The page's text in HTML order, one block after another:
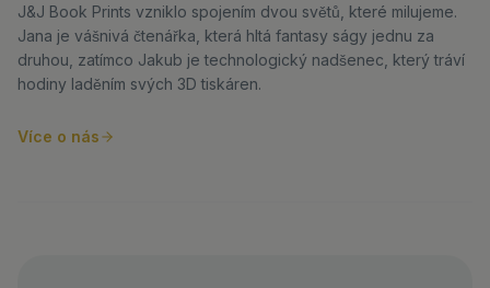
J&J Book Prints vzniklo spojením dvou světů, které milujeme.
Jana je vášnivá čtenářka, která hltá fantasy ságy jednu za
druhou, zatímco Jakub je technologický nadšenec, který tráví
hodiny laděním svých 3D tiskáren.
Více o nás